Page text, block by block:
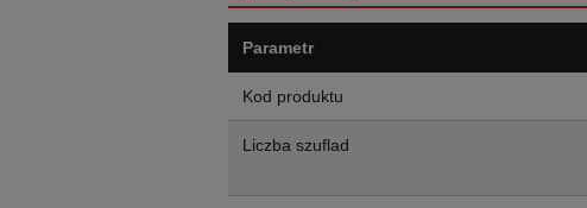
Parametr
Kod produktu
Liczba szuflad